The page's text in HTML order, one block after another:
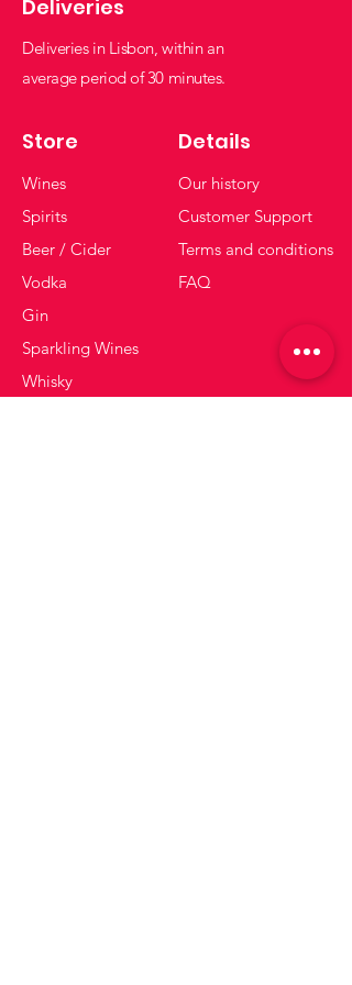
Deliveries
Deliveries in Lisbon, within an
average period of 30 minutes.
Store
Wines
Spirits
Beer / Cider
Vodka
Gin
Sparkling Wines
Whisky
Details
Our history
Customer Support
Terms and conditions
FAQ